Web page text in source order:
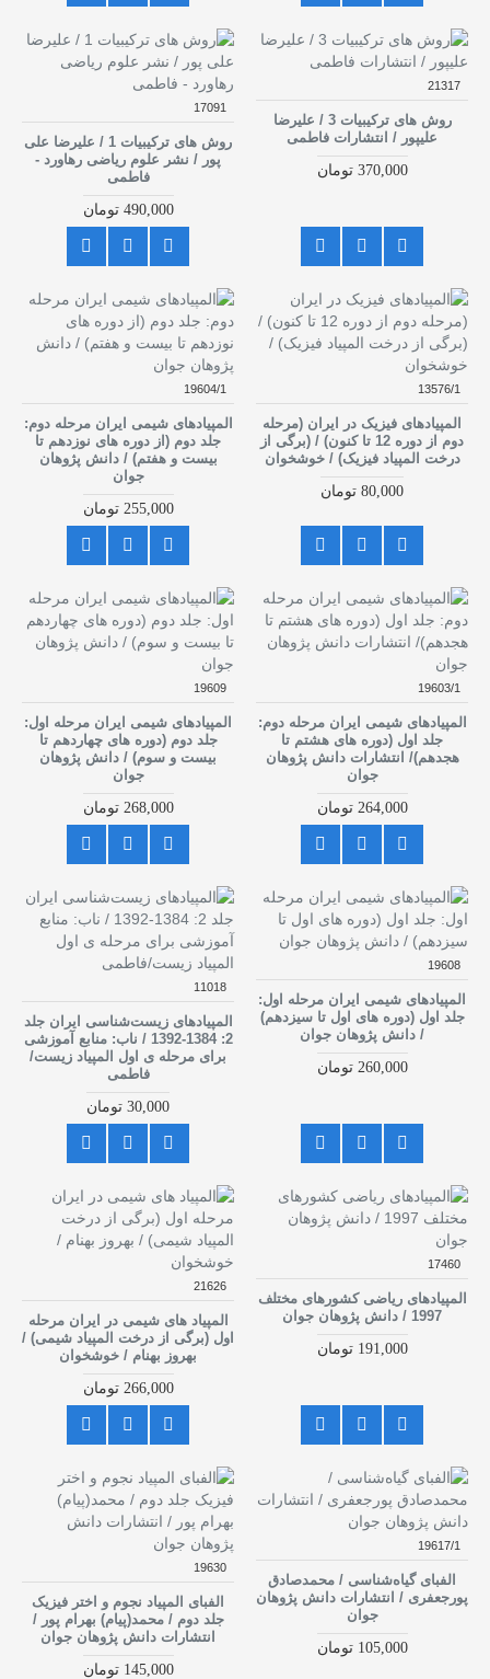
21317
روش های ترکیبیات 3 / علیرضا
علیپور / انتشارات فاطمی
370,000 تومان
17091
روش های ترکیبیات 1 / علیرضا علی
پور / نشر علوم ریاضی رهاورد -
فاطمی
490,000 تومان
13576/1
المپیادهای فیزیک در ایران (مرحله
دوم از دوره 12 تا کنون) / (برگی از
درخت المپیاد فیزیک) / خوشخوان
80,000 تومان
19604/1
المپیادهای شیمی ایران مرحله دوم:
جلد دوم (از دوره های نوزدهم تا
بیست و هفتم) / دانش پژوهان
جوان
255,000 تومان
19603/1
المپیادهای شیمی ایران مرحله دوم:
جلد اول (دوره های هشتم تا
هجدهم)/ انتشارات دانش پژوهان
جوان
264,000 تومان
19609
المپیادهای شیمی ایران مرحله اول:
جلد دوم (دوره های چهاردهم تا
بیست و سوم) / دانش پژوهان
جوان
268,000 تومان
19608
المپیادهای شیمی ایران مرحله اول:
جلد اول (دوره های اول تا سیزدهم)
/ دانش پژوهان جوان
260,000 تومان
11018
المپیادهای زیست‌شناسی ایران جلد
2: 1384-1392 / ناب: منابع آموزشی
برای مرحله ی اول المپیاد زیست/
فاطمی
30,000 تومان
17460
المپیادهای ریاضی کشورهای مختلف
1997 / دانش پژوهان جوان
191,000 تومان
21626
المپیاد های شیمی در ایران مرحله
اول (برگی از درخت المپیاد شیمی) /
بهروز بهنام / خوشخوان
266,000 تومان
19617/1
الفبای گیاه‌شناسی / محمدصادق
پورجعفری / انتشارات دانش پژوهان
جوان
105,000 تومان
19630
الفبای المپیاد نجوم و اختر فیزیک
جلد دوم / محمد(پیام) بهرام پور /
انتشارات دانش پژوهان جوان
145,000 تومان